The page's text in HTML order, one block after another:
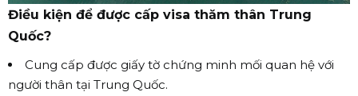
Điều kiện để được cấp visa thăm thân Trung
Quốc?
Cung cấp được giấy tờ chứng minh mối quan hệ với
người thân tại Trung Quốc.